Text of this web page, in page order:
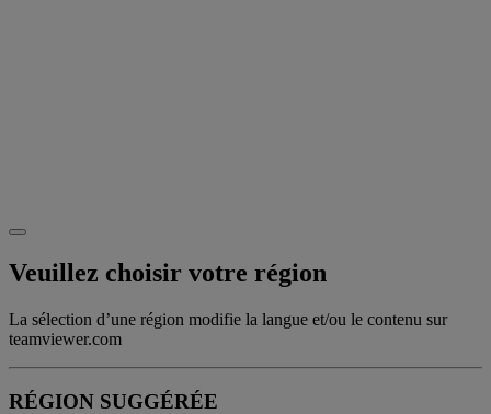
Veuillez choisir votre région
La sélection d’une région modifie la langue et/ou le contenu sur
teamviewer.com
RÉGION SUGGÉRÉE